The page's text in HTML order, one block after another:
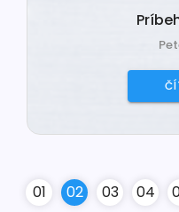
01 02 03 04